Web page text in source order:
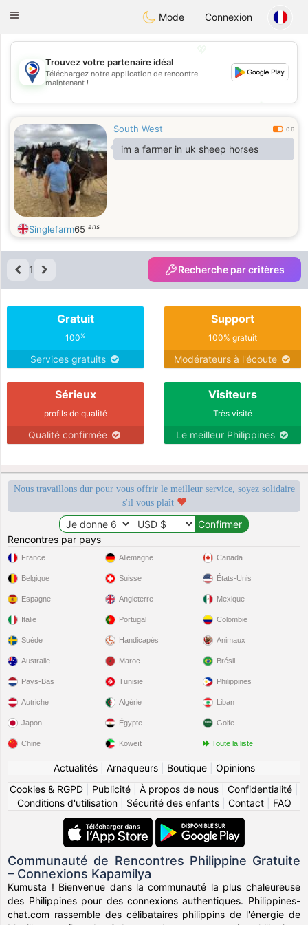
PhilippinesChat
Toggle
Mode Connexion
💖
💕
Trouvez votre partenaire idéal
Téléchargez notre application de rencontre
maintenant !
South West 0.6
im a farmer in uk sheep horses
Singlefarm65 ans
1 Recherche par critères
Gratuit
100%
Services gratuits
Support
100% gratuit
Modérateurs à l'écoute
Sérieux
profils de qualité
Qualité confirmée
Visiteurs
Très visité
Le meilleur Philippines
Nous travaillons dur pour vous offrir le meilleur service, soyez solidaire
s'il vous plaît
Rencontres par pays
France
Belgique
Espagne
Italie
Suède
Allemagne
Suisse
Angleterre
Portugal
Handicapés
Canada
États-Unis
Mexique
Colombie
Animaux
Australie
Pays-Bas
Autriche
Japon
Chine
Maroc
Tunisie
Algérie
Égypte
Koweït
Brésil
Philippines
Liban
Golfe
Toute la liste
Actualités| Arnaqueurs| Boutique| Opinions
Cookies & RGPD
Publicité À propos de nous Confidentialité
Conditions d'utilisation| Sécurité des enfants| Contact| FAQ
Communauté de Rencontres Philippine Gratuite
– Connexions Kapamilya
Kumusta ! Bienvenue dans la communauté la plus chaleureuse
des Philippines pour des connexions authentiques. Philippines-
chat.com rassemble des célibataires philippins de l'énergie de